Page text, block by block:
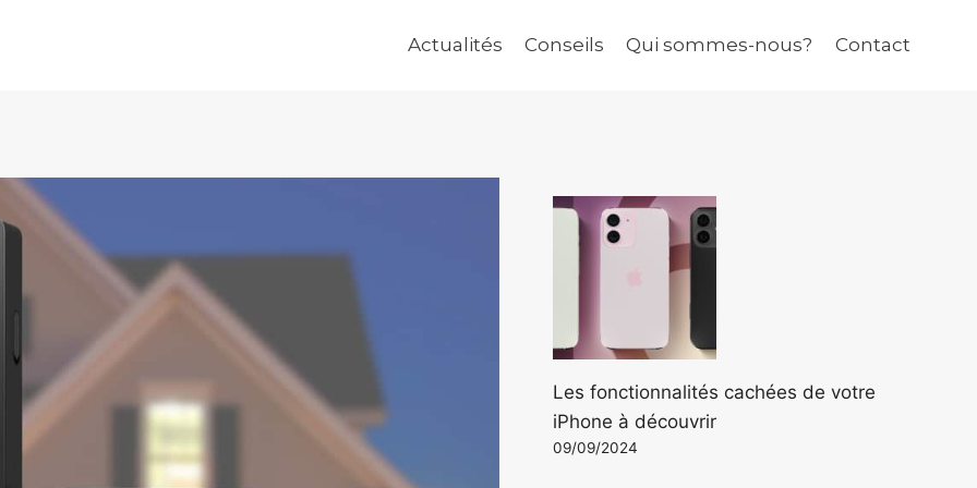
Actualités Conseils Qui sommes-nous? Contact
Les fonctionnalités cachées de votre
iPhone à découvrir
09/09/2024